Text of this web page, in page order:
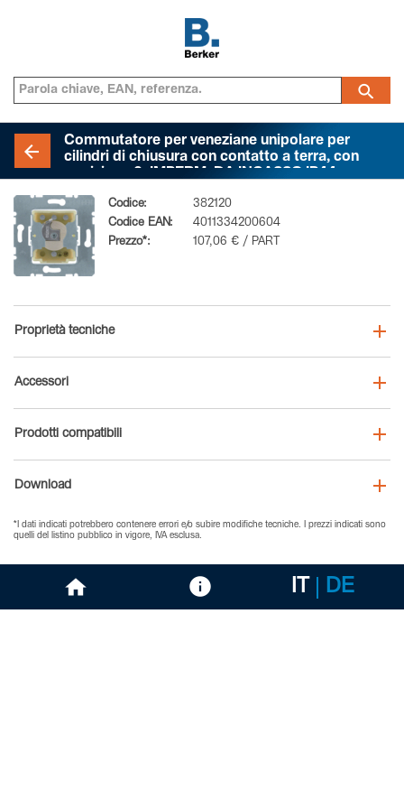
Commutatore per veneziane unipolare per
cilindri di chiusura con contatto a terra, con
Codice:
382120
Codice EAN:
4011334200604
Prezzo*:
107,06 € / PART
Proprietà tecniche
Accessori
Prodotti compatibili
Download
*I dati indicati potrebbero contenere errori e/o subire modifiche tecniche. I prezzi indicati sono
quelli del listino pubblico in vigore, IVA esclusa.
IT DE